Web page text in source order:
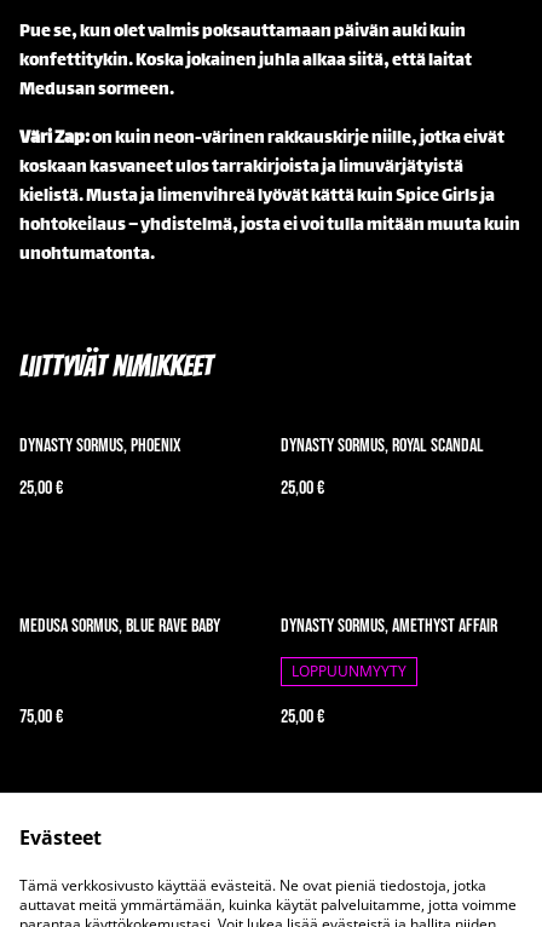
Pue se, kun olet valmis poksauttamaan päivän auki kuin
konfettitykin. Koska jokainen juhla alkaa siitä, että laitat
Medusan sormeen.
Väri Zap:on kuin neon-värinen rakkauskirje niille, jotka eivät
koskaan kasvaneet ulos tarrakirjoista ja limuvärjätyistä
kielistä. Musta ja limenvihreä lyövät kättä kuin Spice Girls ja
hohtokeilaus – yhdistelmä, josta ei voi tulla mitään muuta kuin
unohtumatonta.
Liittyvät nimikkeet
Dynasty Sormus, Phoenix
25,00 €
Dynasty Sormus, Royal Scandal
25,00 €
Medusa sormus, Blue Rave Baby
75,00 €
Dynasty sormus, Amethyst Affair
LOPPUUNMYYTY
25,00 €
Evästeet
Tämä verkkosivusto käyttää evästeitä. Ne ovat pieniä tiedostoja, jotka
auttavat meitä ymmärtämään, kuinka käytät palveluitamme, jotta voimme